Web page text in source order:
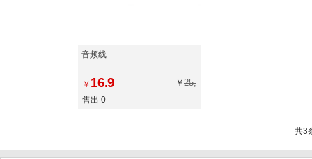
音频线
￥ 16.9 ￥ 25,
售出 0
共3